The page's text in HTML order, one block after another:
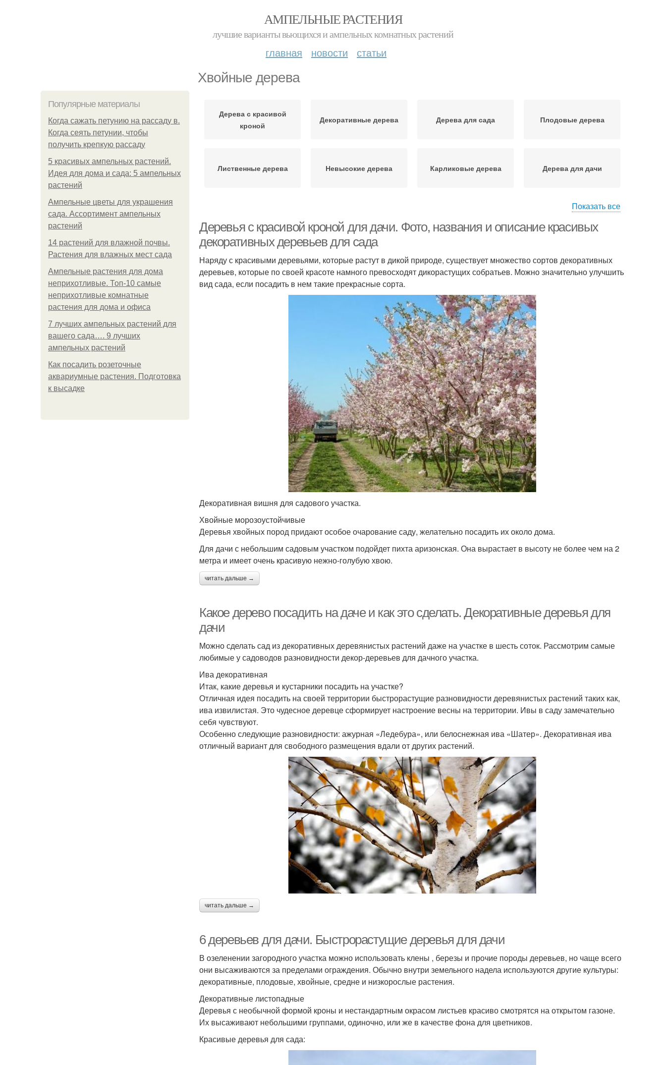
АМПЕЛЬНЫЕ РАСТЕНИЯ
лучшие варианты вьющихся и ампельных комнатных растений
главная новости статьи
Хвойные дерева
Популярные материалы
Когда сажать петунию на рассаду в.
Когда сеять петунии, чтобы
получить крепкую рассаду
5 красивых ампельных растений.
Идея для дома и сада: 5 ампельных
растений
Ампельные цветы для украшения
сада. Ассортимент ампельных
растений
14 растений для влажной почвы.
Растения для влажных мест сада
Ампельные растения для дома
неприхотливые. Топ-10 самые
неприхотливые комнатные
растения для дома и офиса
7 лучших ампельных растений для
вашего сада…. 9 лучших
ампельных растений
Как посадить розеточные
аквариумные растения. Подготовка
к высадке
Дерева с красивой
кроной
Декоративные дерева Дерева для сада Плодовые дерева
Лиственные дерева Невысокие дерева Карликовые дерева Дерева для дачи
Дерева для посадки
Быстрорастущие
дерева
Дерева для
засушливого климата
Засухоустойчивые
дерева
Низкорослые дерева Хвойные сорта Дерева для озеленения
Красивые дерева Традиционные дерева
Дерева для ландшафта Дерева в огороде
Восхитительные
дерева
Дерева с красивыми
Дерева в ландшафтном
дизайне
Дерева для
ландшафтного дизайна
Необычные дерева Дерева от кустарников
Знаменитые дерева Фруктовые дерева
Показать все
Деревья с красивой кроной для дачи. Фото, названия и описание красивых
декоративных деревьев для сада
Наряду с красивыми деревьями, которые растут в дикой природе, существует множество сортов декоративных
деревьев, которые по своей красоте намного превосходят дикорастущих собратьев. Можно значительно улучшить
вид сада, если посадить в нем такие прекрасные сорта.
Декоративная вишня для садового участка.
Хвойные морозоустойчивые
Деревья хвойных пород придают особое очарование саду, желательно посадить их около дома.
Для дачи с небольшим садовым участком подойдет пихта аризонская. Она вырастает в высоту не более чем на 2
метра и имеет очень красивую нежно-голубую хвою.
читать дальше →
Какое дерево посадить на даче и как это сделать. Декоративные деревья для
дачи
Можно сделать сад из декоративных деревянистых растений даже на участке в шесть соток. Рассмотрим самые
любимые у садоводов разновидности декор-деревьев для дачного участка.
Ива декоративная
Итак, какие деревья и кустарники посадить на участке?
Отличная идея посадить на своей территории быстрорастущие разновидности деревянистых растений таких как,
ива извилистая. Это чудесное деревце сформирует настроение весны на территории. Ивы в саду замечательно
себя чувствуют.
Особенно следующие разновидности: ажурная «Ледебура», или белоснежная ива «Шатер». Декоративная ива
отличный вариант для свободного размещения вдали от других растений.
читать дальше →
6 деревьев для дачи. Быстрорастущие деревья для дачи
В озеленении загородного участка можно использовать клены , березы и прочие породы деревьев, но чаще всего
они высаживаются за пределами ограждения. Обычно внутри земельного надела используются другие культуры:
декоративные, плодовые, хвойные, средне и низкорослые растения.
Декоративные листопадные
Деревья с необычной формой кроны и нестандартным окрасом листьев красиво смотрятся на открытом газоне.
Их высаживают небольшими группами, одиночно, или же в качестве фона для цветников.
Красивые деревья для сада: